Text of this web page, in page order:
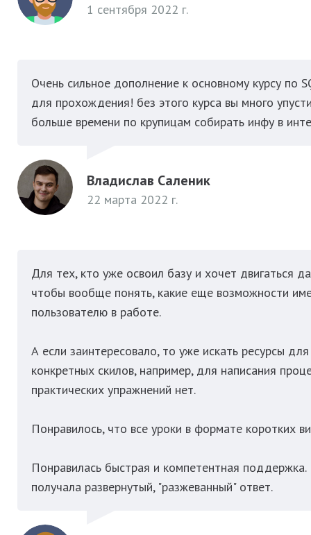
1 сентября 2022 г.
Очень сильное дополнение к основному курсу по
для прохождения! без этого курса вы много
больше времени по крупицам собирать инфу в
Владислав Саленик
22 марта 2022 г.
Для тех, кто уже освоил базу и хочет двигаться
чтобы вообще понять, какие еще возможности
пользователю в работе.
А если заинтересовало, то уже искать ресурсы
конкретных скилов, например, для написания
практических упражнений нет.
Понравилось, что все уроки в формате коротких
Понравилась быстрая и компетентная
получала развернутый, "разжеванный" ответ.